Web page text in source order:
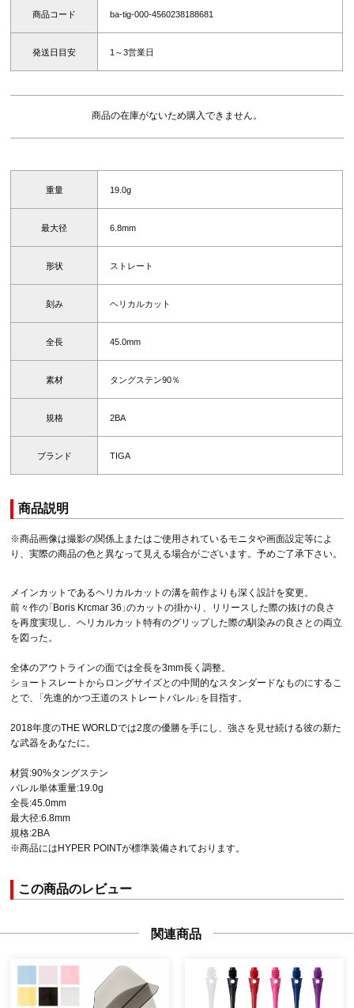
商品コード ba-tig-000-4560238188681
発送日目安 1～3営業日
商品の在庫がないため購入できません。
重量 19.0g
最大径 6.8mm
形状 ストレート
刻み ヘリカルカット
全長 45.0mm
素材 タングステン90％
規格 2BA
ブランド TIGA
商品説明
※商品画像は撮影の関係上またはご使用されているモニタや画面設定等によ
り、実際の商品の色と異なって見える場合がございます。予めご了承下さい。
メインカットであるヘリカルカットの溝を前作よりも深く設計を変更。
前々作の「Boris Krcmar 36」のカットの掛かり、リリースした際の抜けの良さ
を再度実現し、ヘリカルカット特有のグリップした際の馴染みの良さとの両立
を図った。
全体のアウトラインの面では全長を3mm長く調整。
ショートスレートからロングサイズとの中間的なスタンダードなものにするこ
とで、「先進的かつ王道のストレートバレル」を目指す。
2018年度のTHE WORLDでは2度の優勝を手にし、強さを見せ続ける彼の新た
な武器をあなたに。
材質:90%タングステン
バレル単体重量:19.0g
全長:45.0mm
最大径:6.8mm
規格:2BA
※商品にはHYPER POINTが標準装備されております。
この商品のレビュー
関連商品